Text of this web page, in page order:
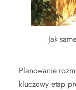
Jak
Planowanie
kluczowy etap